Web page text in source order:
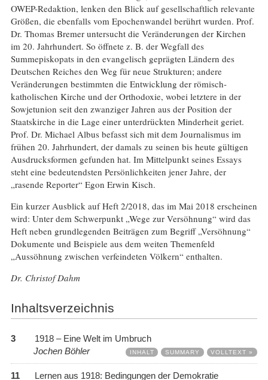
OWEP-Redaktion, lenken den Blick auf gesellschaftlich relevante
Größen, die ebenfalls vom Epochenwandel berührt wurden. Prof.
Dr. Thomas Bremer untersucht die Veränderungen der Kirchen
im 20. Jahrhundert. So öffnete z. B. der Wegfall des
Summepiskopats in den evangelisch geprägten Ländern des
Deutschen Reiches den Weg für neue Strukturen; andere
Veränderungen bestimmten die Entwicklung der römisch-
katholischen Kirche und der Orthodoxie, wobei letztere in der
Sowjetunion seit den zwanziger Jahren aus der Position der
Staatskirche in die Lage einer unterdrückten Minderheit geriet.
Prof. Dr. Michael Albus befasst sich mit dem Journalismus im
frühen 20. Jahrhundert, der damals zu seinen bis heute gültigen
Ausdrucksformen gefunden hat. Im Mittelpunkt seines Essays
steht eine bedeutendsten Persönlichkeiten jener Jahre, der
„rasende Reporter“ Egon Erwin Kisch.
Ein kurzer Ausblick auf Heft 2/2018, das im Mai 2018 erscheinen
wird: Unter dem Schwerpunkt „Wege zur Versöhnung“ wird das
Heft neben grundlegenden Beiträgen zum Begriff „Versöhnung“
Dokumente und Beispiele aus dem weiten Themenfeld
„Aussöhnung zwischen verfeindeten Völkern“ enthalten.
Dr. Christof Dahm
Inhaltsverzeichnis
3
1918 – Eine Welt im Umbruch
Jochen Böhler
INHALT SUMMARY VOLLTEXT »
11
Lernen aus 1918: Bedingungen der Demokratie